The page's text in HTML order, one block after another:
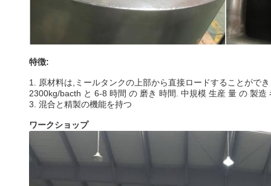
特徴:
1. 原材料は,ミールタンクの上部から直接ロードすることがで
2300kg/bacth と 6-8 時間 の 磨き 時間. 中規模 生産 量 の 製造
3. 混合と精製の機能を持つ
ワークショップ